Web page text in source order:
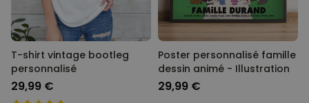
T-shirt vintage bootleg
personnalisé
29,99 €
Poster personnalisé famille
dessin animé - Illustration
29,99 €